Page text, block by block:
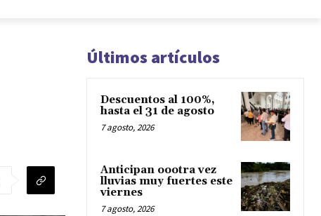
Últimos artículos
Descuentos al 100%,
hasta el 31 de agosto
7 agosto, 2026
Anticipan oootra vez
lluvias muy fuertes este
viernes
7 agosto, 2026